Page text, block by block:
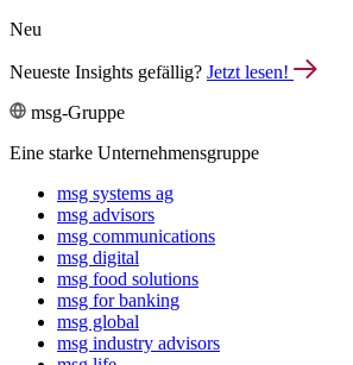
Neu
Neueste Insights gefällig? Jetzt lesen!
msg-Gruppe
Eine starke Unternehmensgruppe
msg systems ag
msg advisors
msg commu­ni­ca­tions
msg digital
msg food solutions
msg for banking
msg global
msg industry advisors